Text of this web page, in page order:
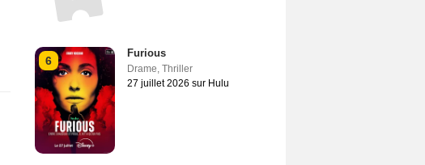
6
Furious
Drame, Thriller
27 juillet 2026 sur Hulu